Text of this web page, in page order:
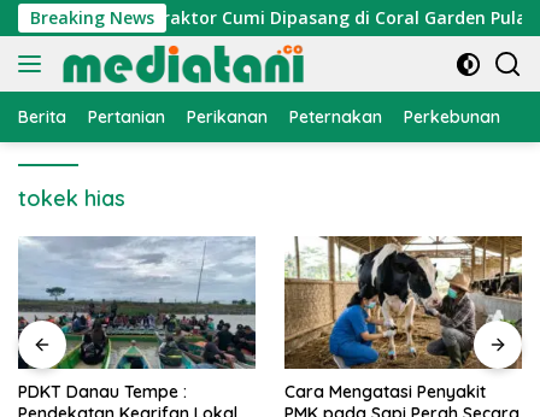
Langsung
ke
konten
Breaking News
Nelayan, Atraktor Cumi Dipasang di Coral Garden Pulau
Berita Pertanian Perikanan Peternakan Perkebunan
tokek hias
PDKT Danau Tempe :
Cara Mengatasi Penyakit